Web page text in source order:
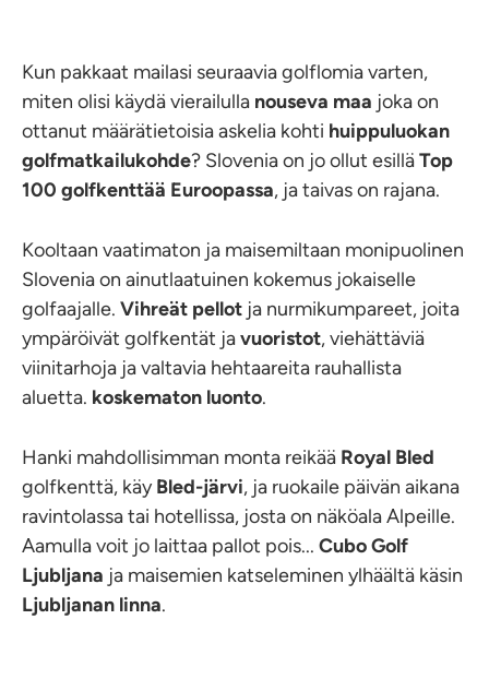
Kun pakkaat mailasi seuraavia golflomia varten,
miten olisi käydä vierailulla nouseva maa joka on
ottanut määrätietoisia askelia kohti huippuluokan
golfmatkailukohde? Slovenia on jo ollut esilläTop
100 golfkenttää Euroopassa, ja taivas on rajana.
Kooltaan vaatimaton ja maisemiltaan monipuolinen
Slovenia on ainutlaatuinen kokemus jokaiselle
golfaajalle. Vihreät pellot ja nurmikumpareet, joita
ympäröivät golfkentät javuoristot, viehättäviä
viinitarhoja ja valtavia hehtaareita rauhallista
aluetta. koskematon luonto.
Hanki mahdollisimman monta reikää Royal Bled
golfkenttä, käyBled-järvi, ja ruokaile päivän aikana
ravintolassa tai hotellissa, josta on näköala Alpeille.
Aamulla voit jo laittaa pallot pois... Cubo Golf
Ljubljana ja maisemien katseleminen ylhäältä käsin
Ljubljanan linna.